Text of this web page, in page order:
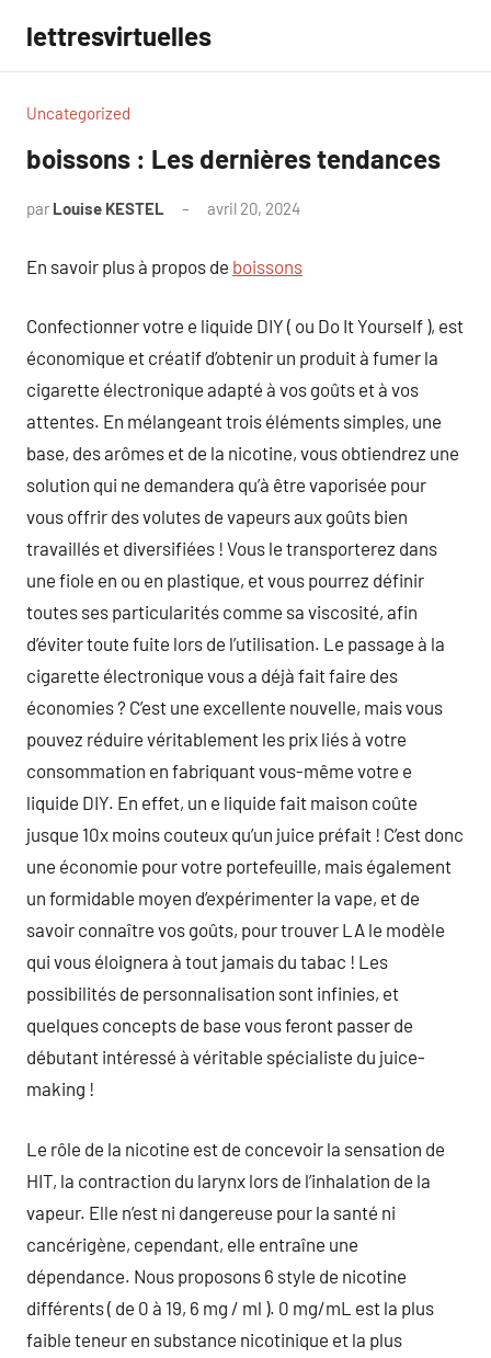
contenu
lettresvirtuelles
Uncategorized
boissons : Les dernières tendances
par Louise KESTEL avril 20, 2024
En savoir plus à propos de boissons
Confectionner votre e liquide DIY ( ou Do It Yourself ), est
économique et créatif d’obtenir un produit à fumer la
cigarette électronique adapté à vos goûts et à vos
attentes. En mélangeant trois éléments simples, une
base, des arômes et de la nicotine, vous obtiendrez une
solution qui ne demandera qu’à être vaporisée pour
vous offrir des volutes de vapeurs aux goûts bien
travaillés et diversifiées ! Vous le transporterez dans
une fiole en ou en plastique, et vous pourrez définir
toutes ses particularités comme sa viscosité, afin
d’éviter toute fuite lors de l’utilisation. Le passage à la
cigarette électronique vous a déjà fait faire des
économies ? C’est une excellente nouvelle, mais vous
pouvez réduire véritablement les prix liés à votre
consommation en fabriquant vous-même votre e
liquide DIY. En effet, un e liquide fait maison coûte
jusque 10x moins couteux qu’un juice préfait ! C’est donc
une économie pour votre portefeuille, mais également
un formidable moyen d’expérimenter la vape, et de
savoir connaître vos goûts, pour trouver LA le modèle
qui vous éloignera à tout jamais du tabac ! Les
possibilités de personnalisation sont infinies, et
quelques concepts de base vous feront passer de
débutant intéressé à véritable spécialiste du juice-
making !
Le rôle de la nicotine est de concevoir la sensation de
HIT, la contraction du larynx lors de l’inhalation de la
vapeur. Elle n’est ni dangereuse pour la santé ni
cancérigène, cependant, elle entraîne une
dépendance. Nous proposons 6 style de nicotine
différents ( de 0 à 19, 6 mg / ml ). 0 mg/mL est la plus
faible teneur en substance nicotinique et la plus